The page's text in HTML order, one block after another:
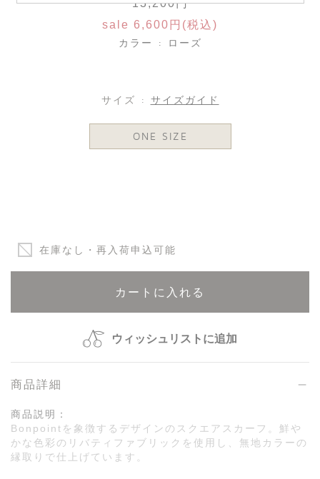
13,200円
sale 6,600円(税込)
カラー : ローズ
サイズ : サイズガイド
ONE SIZE
在庫なし・再入荷申込可能
カートに入れる
ウィッシュリストに追加
商品詳細
商品説明：
Bonpointを象徴するデザインのスクエアスカーフ。鮮や
かな色彩のリバティファブリックを使用し、無地カラーの
縁取りで仕上げています。